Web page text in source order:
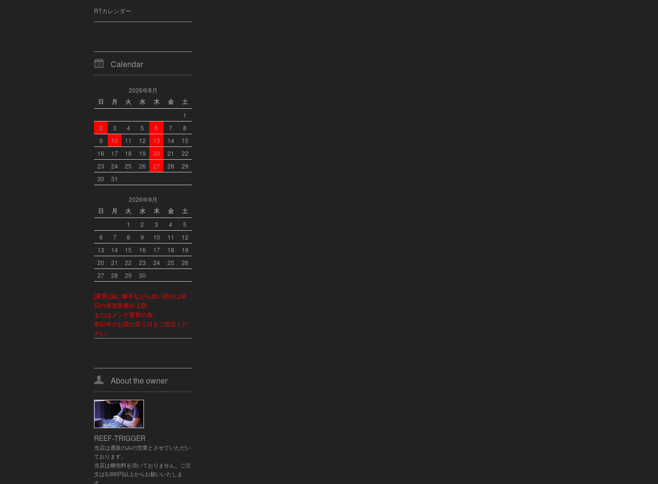
RTカレンダー
Calendar
2026年8月
日 月 火 水 木 金 土
1
2
3 4 5 6 7
8
9
10 11 12 13 14
15
16
17 18 19 20 21
22
23
24 25 26 27 28
29
30
31
2026年9月
日 月 火 水 木 金 土
1 2 3 4
5
6
7 8 9 10 11
12
13
14 15 16 17 18
19
20
21 22 23 24 25
26
27
28 29 30
[重要] 誠に勝手ながら赤い部分は前
日の発送業務が上限、
またはメンテ業務の為、
赤以外のお受け取り日をご指定くだ
さい。
About the owner
REEF-TRIGGER
当店は通販のみの営業とさせていただい
ております。
当店は梱包料を頂いておりません。ご注
文は3,000円以上からお願いいたしま